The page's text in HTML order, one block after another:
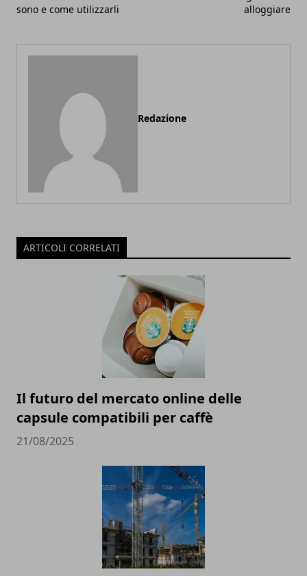
sono e come utilizzarli
alloggiare
Redazione
ARTICOLI CORRELATI
Il futuro del mercato online delle
capsule compatibili per caffè
21/08/2025